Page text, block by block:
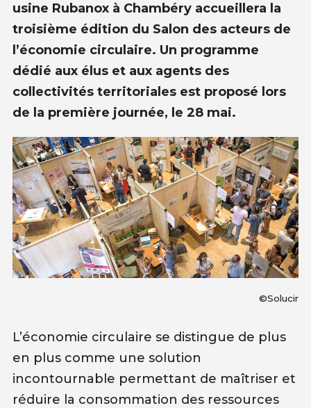
usine Rubanox à Chambéry accueillera la
troisième édition du Salon des acteurs de
l’économie circulaire. Un programme
dédié aux élus et aux agents des
collectivités territoriales est proposé lors
de la première journée, le 28 mai.
©Solucir
L’économie circulaire se distingue de plus
en plus comme une solution
incontournable permettant de maîtriser et
réduire la consommation des ressources